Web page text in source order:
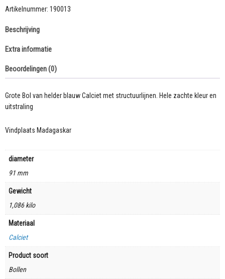
Artikelnummer: 190013
Beschrijving
Extra informatie
Beoordelingen (0)
Grote Bol van helder blauw Calciet met structuurlijnen. Hele zachte kleur en
uitstraling
Vindplaats Madagaskar
diameter
91 mm
Gewicht
1,086 kilo
Materiaal
Calciet
Product soort
Bollen